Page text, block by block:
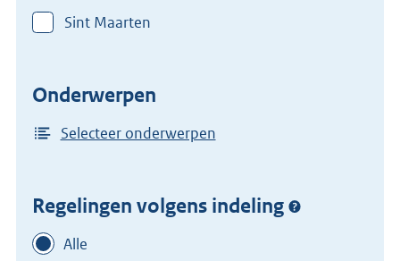
Sint Maarten
Onderwerpen
Selecteer onderwerpen
Regelingen volgens indeling
Alle